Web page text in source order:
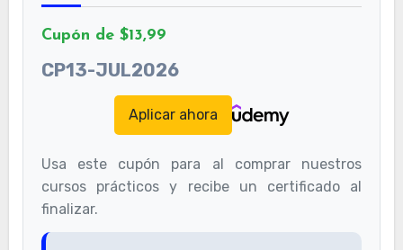
Cupón de $13,99
CP13-JUL2026
Aplicar ahora
Usa este cupón para al comprar nuestros
cursos prácticos y recibe un certificado al
finalizar.